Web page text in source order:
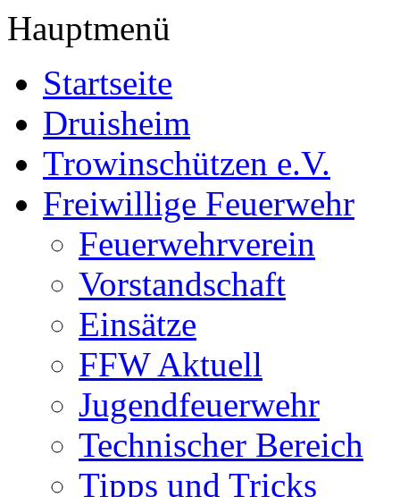
Hauptmenü
Startseite
Druisheim
Trowinschützen e.V.
Freiwillige Feuerwehr
Feuerwehrverein
Vorstandschaft
Einsätze
FFW Aktuell
Jugendfeuerwehr
Technischer Bereich
Tipps und Tricks